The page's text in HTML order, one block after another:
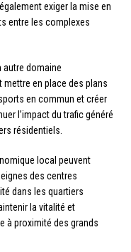
exiger la mise en
entre les complexes
autre domaine
mettre en place des plans
en commun et créer
l’impact du trafic généré
résidentiels.
local peuvent
des centres
dans les quartiers
la vitalité et
à proximité des grands